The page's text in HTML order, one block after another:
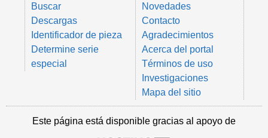
Buscar
Descargas
Identificador de pieza
Determine serie
especial
Novedades
Contacto
Agradecimientos
Acerca del portal
Términos de uso
Investigaciones
Mapa del sitio
Este página está disponible gracias al apoyo de